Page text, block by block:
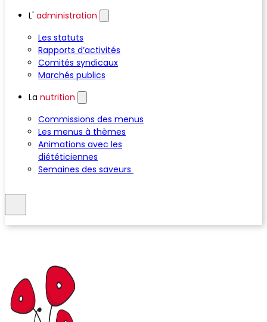
L' administration
Les statuts
Rapports d’activités
Comités syndicaux
Marchés publics
La nutrition
Commissions des menus
Les menus à thèmes
Animations avec les
diététiciennes
Semaines des saveurs